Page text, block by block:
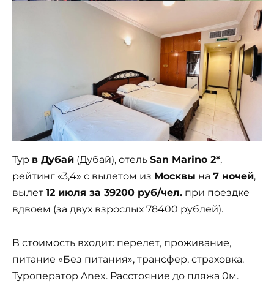
Тур в Дубай (Дубай), отель San Marino 2*,
рейтинг «3,4» с вылетом из Москвы на 7 ночей,
вылет 12 июля за 39200 руб/чел. при поездке
вдвоем (за двух взрослых 78400 рублей).
В стоимость входит: перелет, проживание,
питание «Без питания», трансфер, страховка.
Туроператор Anex. Расстояние до пляжа 0м.